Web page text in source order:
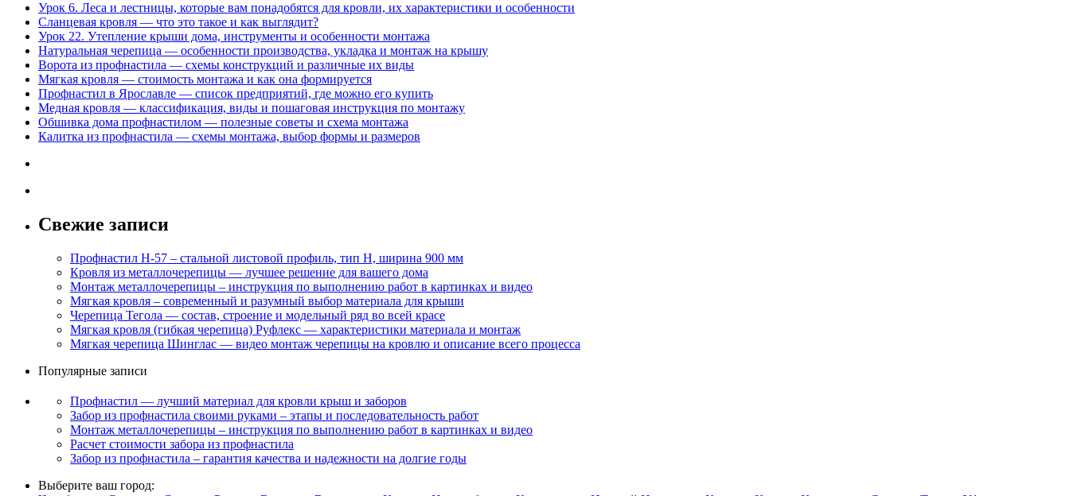
Урок 6. Леса и лестницы, которые вам понадобятся для кровли, их характеристики и особенности
Сланцевая кровля — что это такое и как выглядит?
Урок 22. Утепление крыши дома, инструменты и особенности монтажа
Натуральная черепица — особенности производства, укладка и монтаж на крышу
Ворота из профнастила — схемы конструкций и различные их виды
Мягкая кровля — стоимость монтажа и как она формируется
Профнастил в Ярославле — список предприятий, где можно его купить
Медная кровля — классификация, виды и пошаговая инструкция по монтажу
Обшивка дома профнастилом — полезные советы и схема монтажа
Калитка из профнастила — схемы монтажа, выбор формы и размеров
Свежие записи
Профнастил Н-57 – стальной листовой профиль, тип Н, ширина 900 мм
Кровля из металлочерепицы — лучшее решение для вашего дома
Монтаж металлочерепицы – инструкция по выполнению работ в картинках и видео
Мягкая кровля – современный и разумный выбор материала для крыши
Черепица Тегола — состав, строение и модельный ряд во всей красе
Мягкая кровля (гибкая черепица) Руфлекс — характеристики материала и монтаж
Мягкая черепица Шинглас — видео монтаж черепицы на кровлю и описание всего процесса
Популярные записи
Профнастил — лучший материал для кровли крыш и заборов
Забор из профнастила своими руками – этапы и последовательность работ
Монтаж металлочерепицы – инструкция по выполнению работ в картинках и видео
Расчет стоимости забора из профнастила
Забор из профнастила – гарантия качества и надежности на долгие годы
Выберите ваш город: